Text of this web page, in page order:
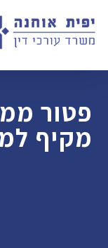
פטור
מקיף